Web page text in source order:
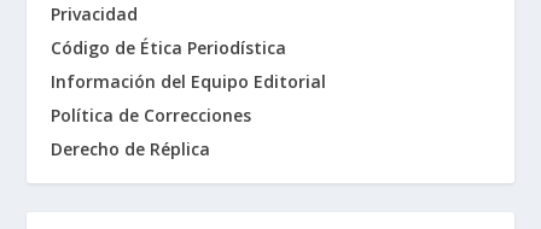
Privacidad
Código de Ética Periodística
Información del Equipo Editorial
Política de Correcciones
Derecho de Réplica